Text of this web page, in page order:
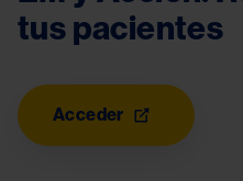
tus pacientes
Acceder